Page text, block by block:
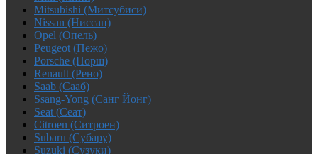
Mitsubishi (Митсубиси)
Nissan (Ниссан)
Opel (Опель)
Peugeot (Пежо)
Porsche (Порш)
Renault (Рено)
Saab (Сааб)
Ssang-Yong (Санг Йонг)
Seat (Сеат)
Citroen (Ситроен)
Subaru (Субару)
Suzuki (Сузуки)